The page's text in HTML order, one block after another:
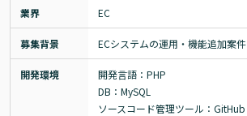
業界 EC
募集背景 ECシステムの運用・機能追加案件
開発環境
開発言語：PHP
DB：MySQL
ソースコード管理ツール：GitHub